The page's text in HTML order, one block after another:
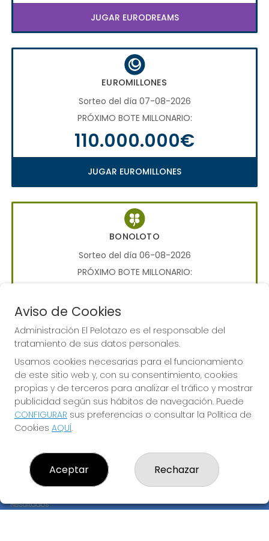
JUGAR EURODREAMS
EUROMILLONES
Sorteo del día 07-08-2026
PRÓXIMO BOTE MILLONARIO:
110.000.000€
JUGAR EUROMILLONES
BONOLOTO
Sorteo del día 06-08-2026
PRÓXIMO BOTE MILLONARIO:
JUGAR BONOLOTO
Imagen anterior
ADMINISTRACIÓN EL PELOTAZO
¿Quiénes somos?
Resultados
Aviso de Cookies
Administración El Pelotazo es el responsable del
tratamiento de sus datos personales.
Usamos cookies necesarias para el funcionamiento
de este sitio web y, con su consentimiento, cookies
propias y de terceros para analizar el tráfico y mostrar
publicidad según sus hábitos de navegación. Puede
CONFIGURAR sus preferencias o consultar la Política de
Cookies AQUÍ.
Aceptar Rechazar